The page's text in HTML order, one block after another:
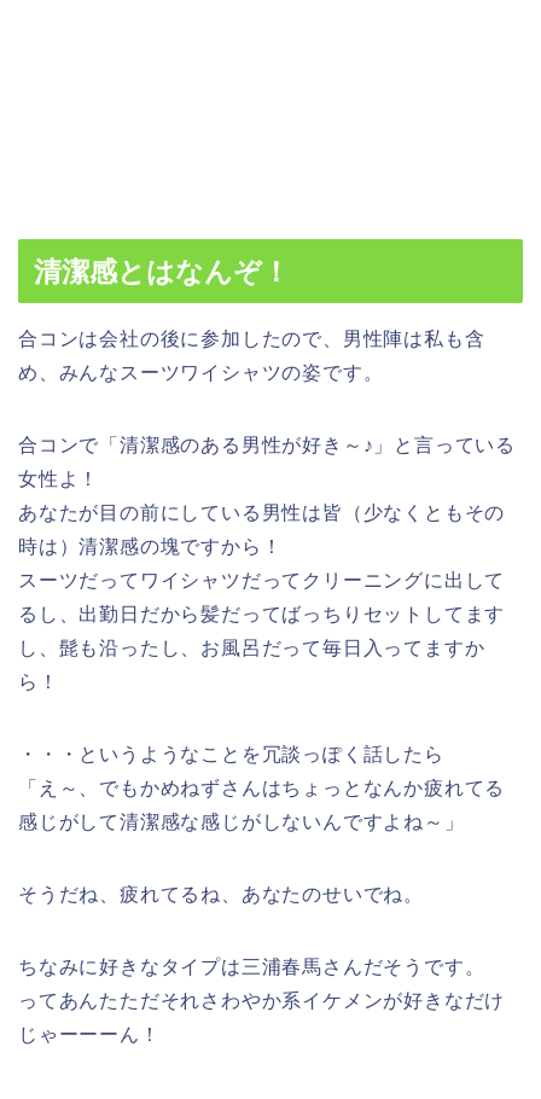
清潔感とはなんぞ！
合コンは会社の後に参加したので、男性陣は私も含
め、みんなスーツワイシャツの姿です。
合コンで 「清潔感のある男性が好き～♪」
と言っている
女性よ！
あなたが目の前にしている男性は皆（少なくともその
時は）清潔感の塊ですから！
スーツだってワイシャツだってクリーニングに出して
るし、出勤日だから髪だってばっちりセットしてます
し、髭も沿ったし、お風呂だって毎日入ってますか
ら！
・・・というようなことを冗談っぽく話したら
「え～、でもかめねずさんはちょっとなんか疲れてる
感じがして清潔感な感じがしないんですよね～」
そうだね、疲れてるね、あなたのせいでね。
ちなみに好きなタイプは三浦春馬さんだそうです。
ってあんたただそれさわやか系イケメンが好きなだけ
じゃーーーん！